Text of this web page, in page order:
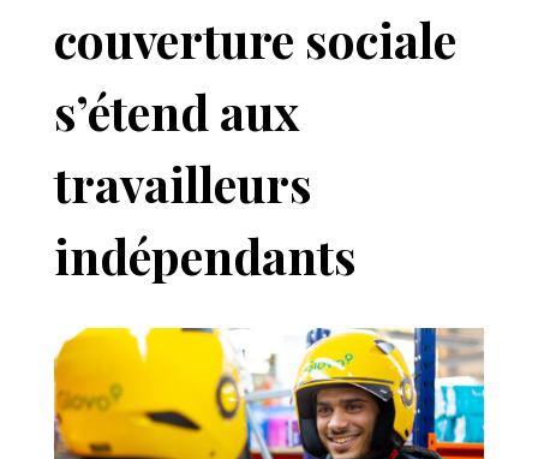
couverture sociale
s’étend aux
travailleurs
indépendants